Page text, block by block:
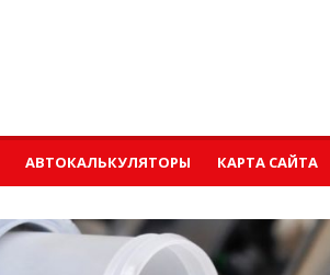
АВТОКАЛЬКУЛЯТОРЫ КАРТА САЙТА